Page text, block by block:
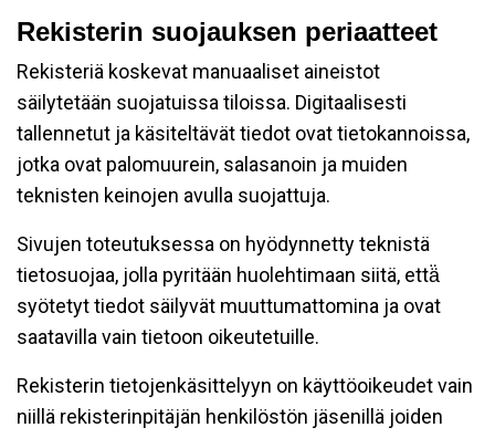
Rekisterin suojauksen periaatteet
Rekisteriä koskevat manuaaliset aineistot
säilytetään suojatuissa tiloissa. Digitaalisesti
tallennetut ja käsiteltävät tiedot ovat tietokannoissa,
jotka ovat palomuurein, salasanoin ja muiden
teknisten keinojen avulla suojattuja.
Sivujen toteutuksessa on hyödynnetty teknistä
tietosuojaa, jolla pyritään huolehtimaan siitä, että̈
syötetyt tiedot säilyvät muuttumattomina ja ovat
saatavilla vain tietoon oikeutetuille.
Rekisterin tietojenkäsittelyyn on käyttöoikeudet vain
niillä rekisterinpitäjän henkilöstön jäsenillä joiden